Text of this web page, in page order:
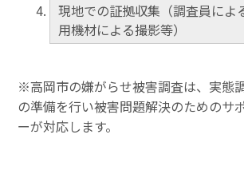
現地での証拠収集（調査員によ
用機材による撮影等）
※高岡市の嫌がらせ被害調査は、実態
の準備を行い被害問題解決のためのサ
ーが対応します。